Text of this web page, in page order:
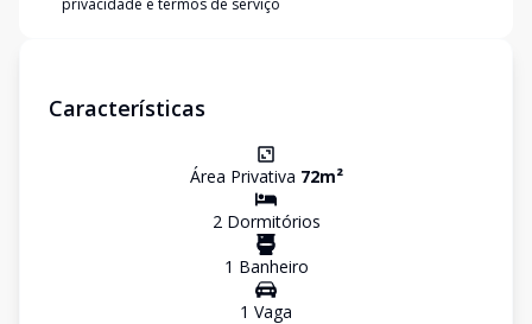
privacidade e termos de serviço
Características
Área Privativa 72m²
2Dormitórios
1 Banheiro
1 Vaga